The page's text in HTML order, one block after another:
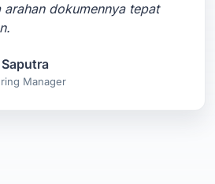
arahan dokumennya tepat
Manager